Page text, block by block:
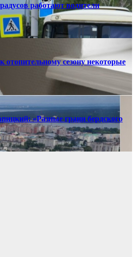
работают водители
отопительному сезону некоторые
«Разные грани бердского